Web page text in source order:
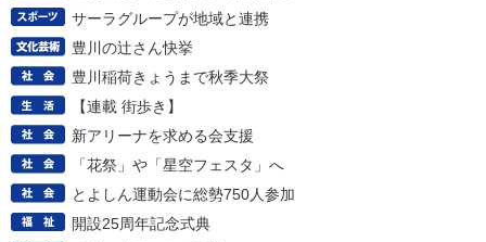
サーラグループが地域と連携
豊川の辻さん快挙
豊川稲荷きょうまで秋季大祭
【連載 街歩き】
新アリーナを求める会支援
「花祭」や「星空フェスタ」へ
とよしん運動会に総勢750人参加
開設25周年記念式典